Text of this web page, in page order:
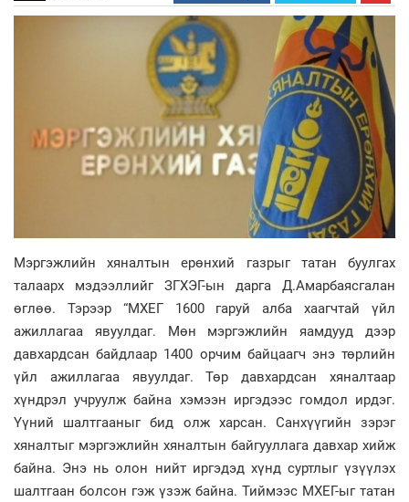
Мэргэжлийн хяналтын ерөнхий газрыг татан буулгах
талаарх мэдээллийг ЗГХЭГ-ын дарга Д.Амарбаясгалан
өглөө. Тэрээр “МХЕГ 1600 гаруй алба хаагчтай үйл
ажиллагаа явуулдаг. Мөн мэргэжлийн яамдууд дээр
давхардсан байдлаар 1400 орчим байцаагч энэ төрлийн
үйл ажиллагаа явуулдаг. Төр давхардсан хяналтаар
хүндрэл учруулж байна хэмээн иргэдээс гомдол ирдэг.
Үүний шалтгааныг бид олж харсан. Санхүүгийн зэрэг
хяналтыг мэргэжлийн хяналтын байгууллага давхар хийж
байна. Энэ нь олон нийт иргэдэд хүнд суртлыг үзүүлэх
шалтгаан болсон гэж үзэж байна. Тиймээс МХЕГ-ыг татан